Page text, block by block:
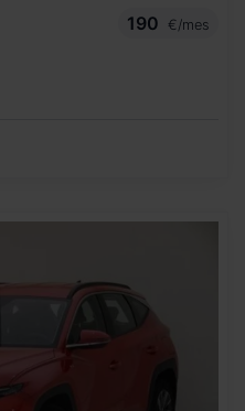
190
€/mes